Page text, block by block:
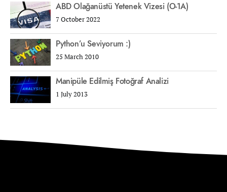
ABD Olağanüstü Yetenek Vizesi (O-1A)
7 October 2022
Python’u Seviyorum :)
25 March 2010
Manipüle Edilmiş Fotoğraf Analizi
1 July 2013